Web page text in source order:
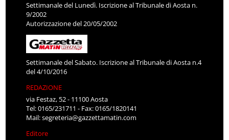
Settimanale del Lunedì. Iscrizione al Tribunale di Aosta n.
9/2002
Autorizzazione del 20/05/2002
Settimanale del Sabato. Iscrizione al Tribunale di Aosta n.4
del 4/10/2016
REDAZIONE
via Festaz, 52 - 11100 Aosta
Tel: 0165/231711 - Fax: 0165/1820141
Mail:segreteria@gazzettamatin.com
Editore